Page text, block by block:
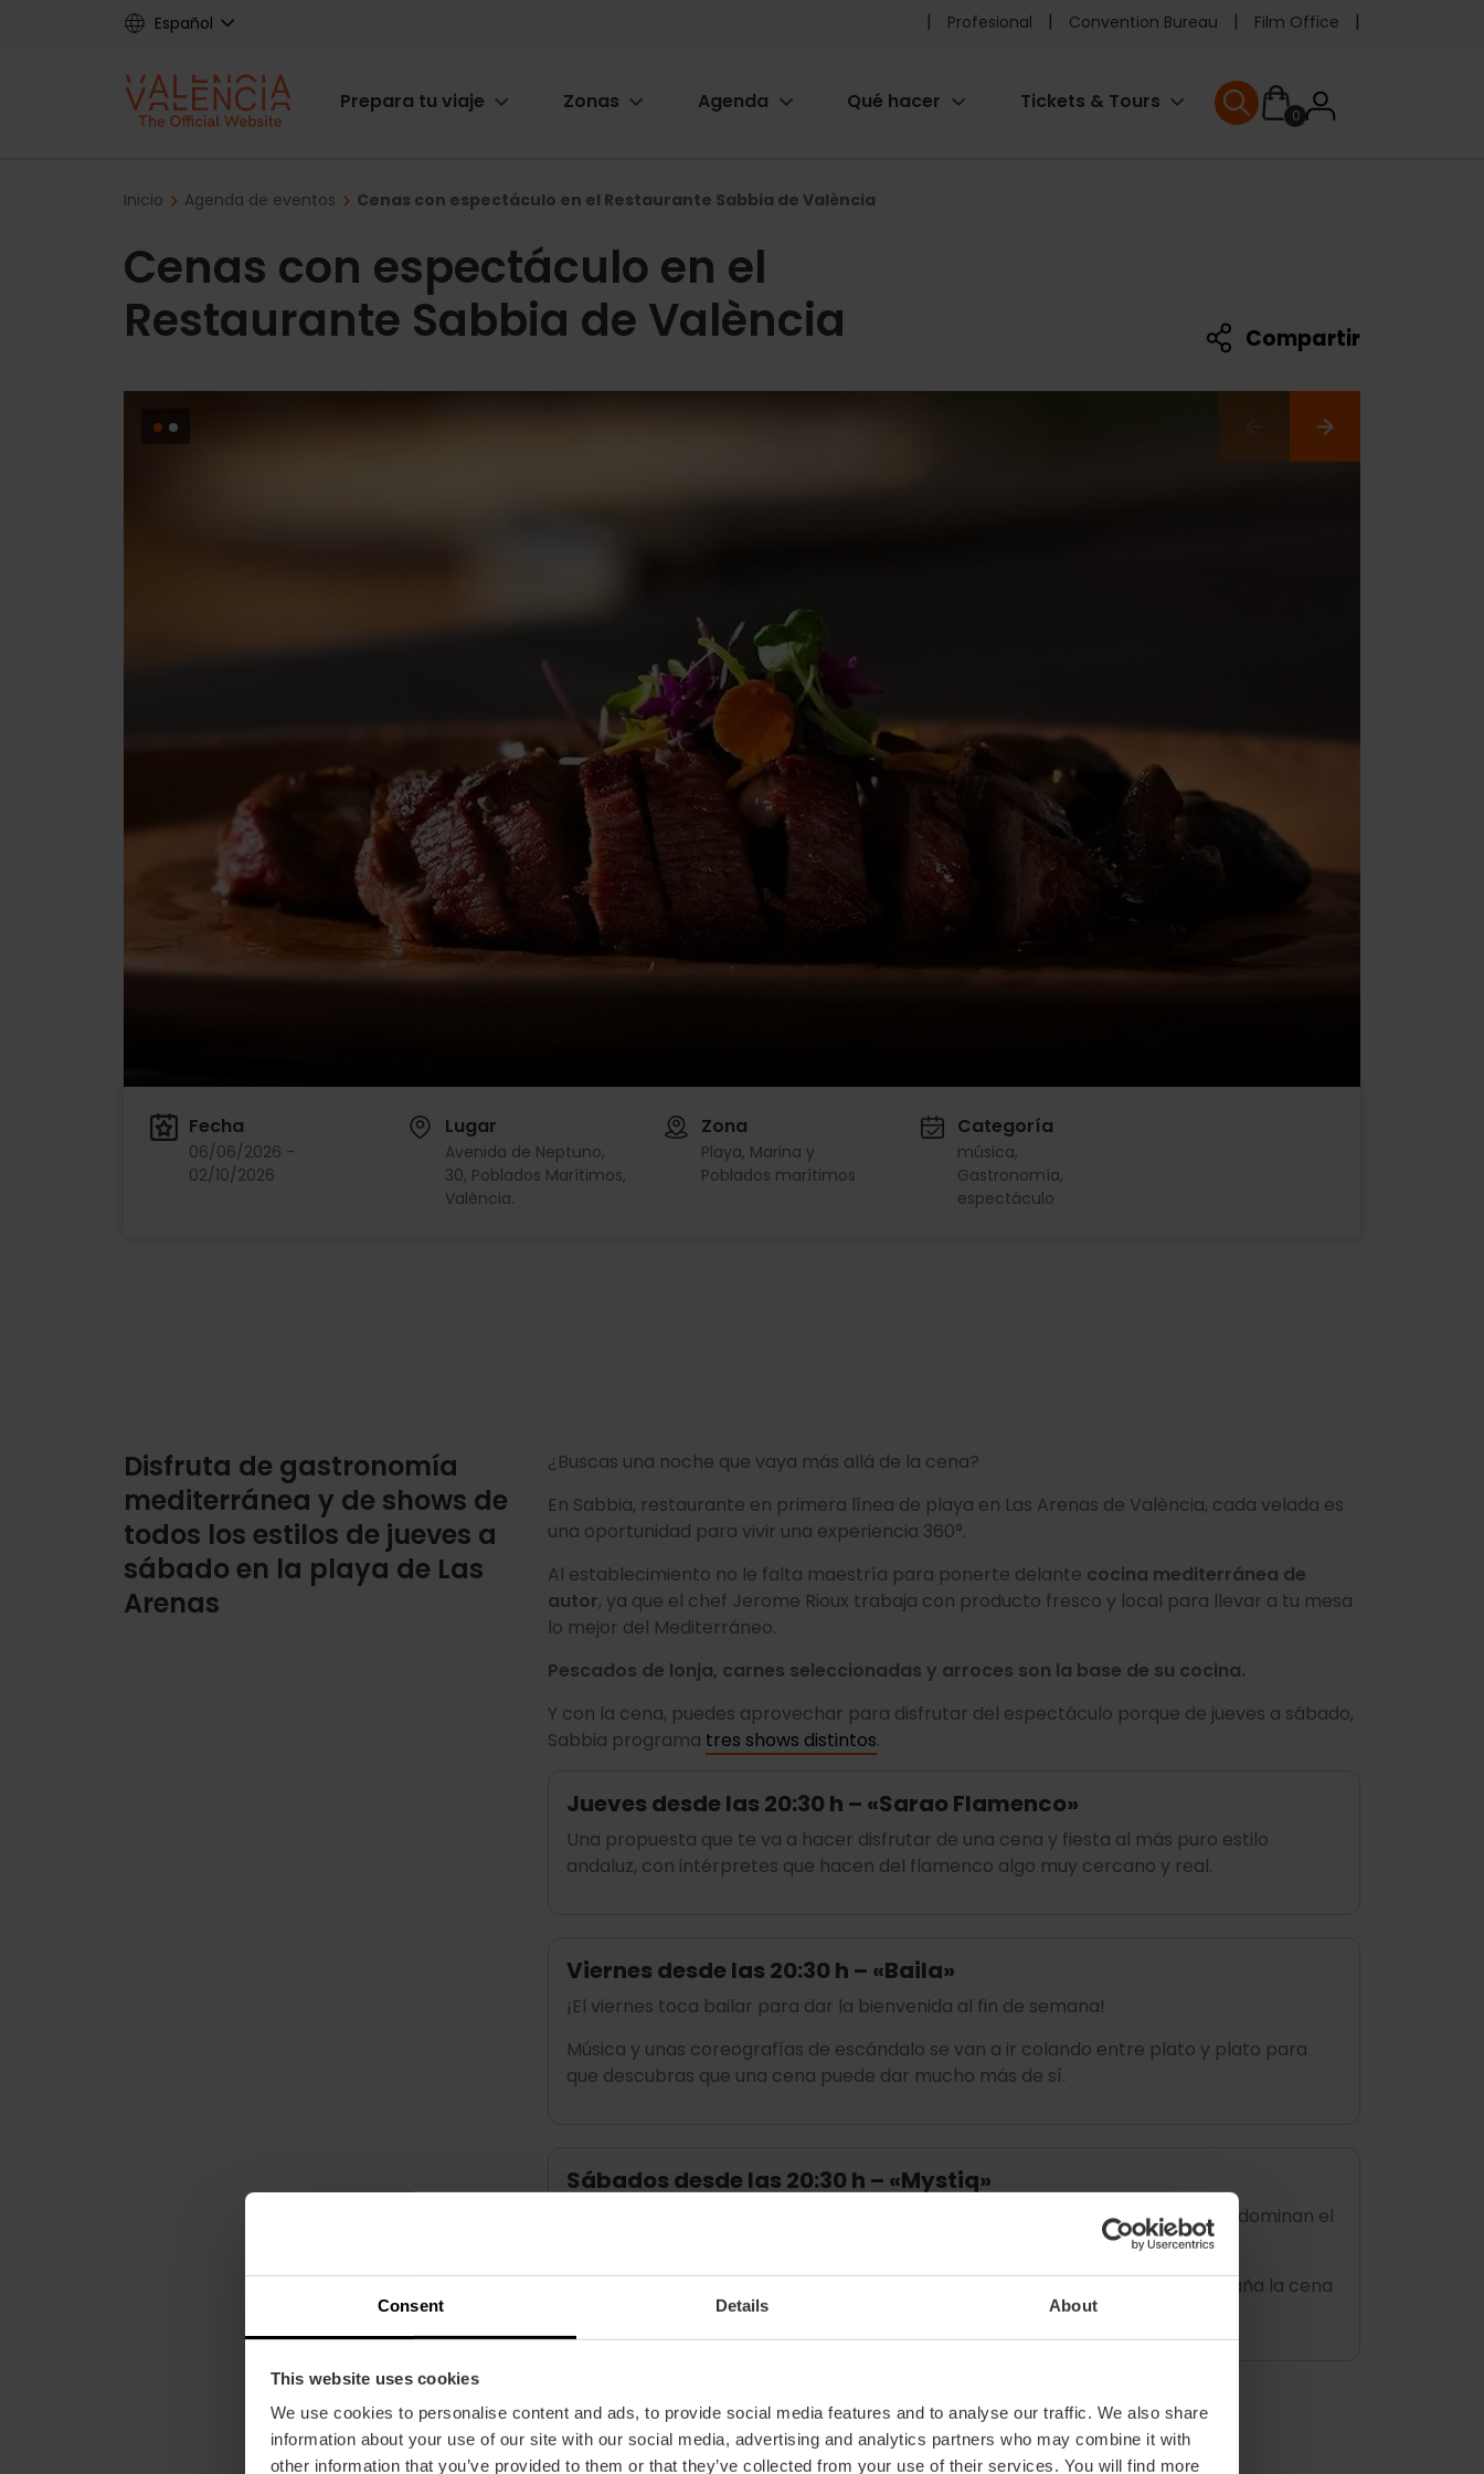
Consent Details About
This website uses cookies
We use cookies to personalise content and ads, to provide social media features and to analyse our traffic. We also share
information about your use of our site with our social media, advertising and analytics partners who may combine it with
other information that you’ve provided to them or that they’ve collected from your use of their services. You will find more
Español
Pre
header
Profesional Convention Bureau Film Office
Main
Prepara tu viaje Zonas Agenda Qué hacer Tickets & Tours
0User
User menu
Breadcrumb
Inicio Agenda de eventos Cenas con espectáculo en el Restaurante Sabbia de València
Cenas con espectáculo en el
Restaurante Sabbia de València
Compartir
Fecha
06/06/2026 -
02/10/2026
Lugar
Avenida de Neptuno,
30, Poblados Marítimos,
València.
Zona
Playa, Marina y
Poblados marítimos
Categoría
música
Gastronomía
espectáculo
Disfruta de gastronomía
mediterránea y de shows de
todos los estilos de jueves a
sábado en la playa de Las
Arenas
¿Buscas una noche que vaya más allá de la cena?
En Sabbia, restaurante en primera línea de playa en Las Arenas de València, cada velada es
una oportunidad para vivir una experiencia 360°.
Al establecimiento no le falta maestría para ponerte delante cocina mediterránea de
autor, ya que el chef Jerome Rioux trabaja con producto fresco y local para llevar a tu mesa
lo mejor del Mediterráneo.
Pescados de lonja, carnes seleccionadas y arroces son la base de su cocina.
Y con la cena, puedes aprovechar para disfrutar del espectáculo porque de jueves a sábado,
Sabbia programa tres shows distintos.
Jueves desde las 20:30 h – «Sarao Flamenco»
Una propuesta que te va a hacer disfrutar de una cena y fiesta al más puro estilo
andaluz, con intérpretes que hacen del flamenco algo muy cercano y real.
Viernes desde las 20:30 h – «Baila»
¡El viernes toca bailar para dar la bienvenida al fin de semana!
Música y unas coreografías de escándalo se van a ir colando entre plato y plato para
que descubras que una cena puede dar mucho más de sí.
Sábados desde las 20:30 h – «Mystiq»
No es fácil de explicar, pero sí te podemos decir que en este espectáculo predominan el
misterio, el show de luces, las coreografías y también la música.
Toda esta amalgama de factores consigue crear una atmósfera que acompaña la cena
de una intensidad que hace que cada plato sepa todavía mejor.